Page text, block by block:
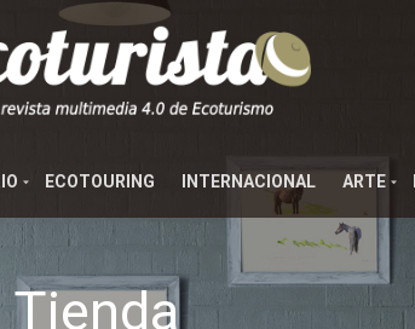
ECOTOURING INTERNACIONAL ARTE
Tienda